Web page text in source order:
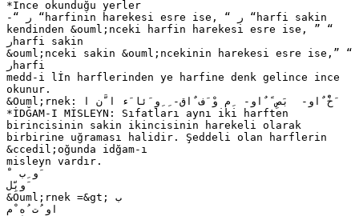
*İnce okunduğu yerler
-“ ‫“ ر‬harfinin harekesi esre ise, “ ‫“ ر‬harfi sakin
kendinden &ouml;nceki harfin harekesi esre ise, ” ‫“
ر‬harfi sakin
&ouml;nceki sakin &ouml;ncekinin harekesi esre ise,” ‫“
ر‬harfi
medd-i lİn harflerinden ye harfine denk gelince ince
okunur.
&Ouml;rnek: ‫ َخًْ ٌاو‬- ‫ بَصِ ً ٌاو‬- ‫ ِم وْ َف ٌاق‬- ِ ‫ِو َئا َء ا َّن ا‬
*İDĞAM-I MİSLEYN: Sıfatları aynı iki harften
birincisinin sakin ikincisinin harekeli olarak
birbirine uğraması halidir. Şeddeli olan harflerin
&ccedil;oğunda idğam-ı
misleyn vardır.
ْ َ ‫َو ِب‬
‫َوبِّل‬
&Ouml;rnek =&gt; ‫ب‬
‫او ُت ُه ْم‬